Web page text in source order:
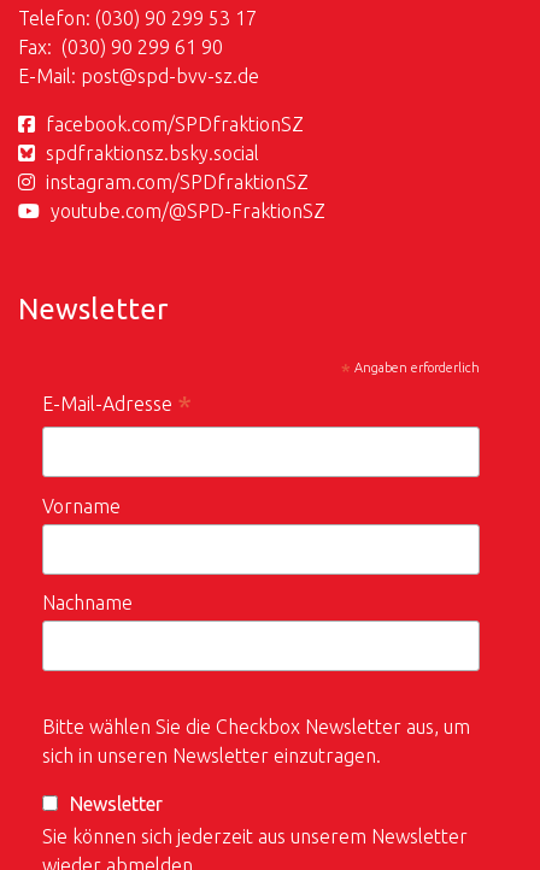
Telefon: (030) 90 299 53 17
Fax: (030) 90 299 61 90
E-Mail: post@spd-bvv-sz.de
facebook.com/SPDfraktionSZ
spdfraktionsz.bsky.social
instagram.com/SPDfraktionSZ
youtube.com/@SPD-FraktionSZ
Newsletter
* Angaben erforderlich
E-Mail-Adresse *
Vorname
Nachname
Bitte wählen Sie die Checkbox Newsletter aus, um
sich in unseren Newsletter einzutragen.
Newsletter
Sie können sich jederzeit aus unserem Newsletter
wieder abmelden.